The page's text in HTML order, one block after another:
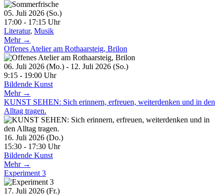
05. Juli 2026 (So.)
17:00 - 17:15 Uhr
Literatur, Musik
Mehr →
Offenes Atelier am Rothaarsteig, Brilon
06. Juli 2026 (Mo.) - 12. Juli 2026 (So.)
9:15 - 19:00 Uhr
Bildende Kunst
Mehr →
KUNST SEHEN: Sich erinnern, erfreuen, weiterdenken und in den
Alltag tragen.
16. Juli 2026 (Do.)
15:30 - 17:30 Uhr
Bildende Kunst
Mehr →
Experiment 3
17. Juli 2026 (Fr.)